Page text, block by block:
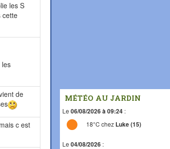
les S
cette
les
de
c est
MÉTÉO AU JARDIN
Le 06/08/2026 à 09:24 :
18°C chez Luke (15)
Le 04/08/2026 :